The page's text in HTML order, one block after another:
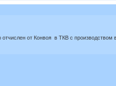
от Конвоя в ТКВ с